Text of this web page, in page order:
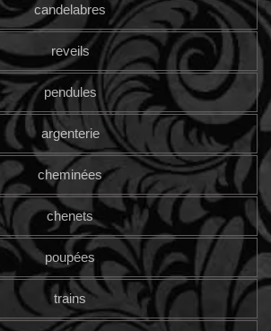
candelabres
reveils
pendules
argenterie
cheminées
chenets
poupées
trains